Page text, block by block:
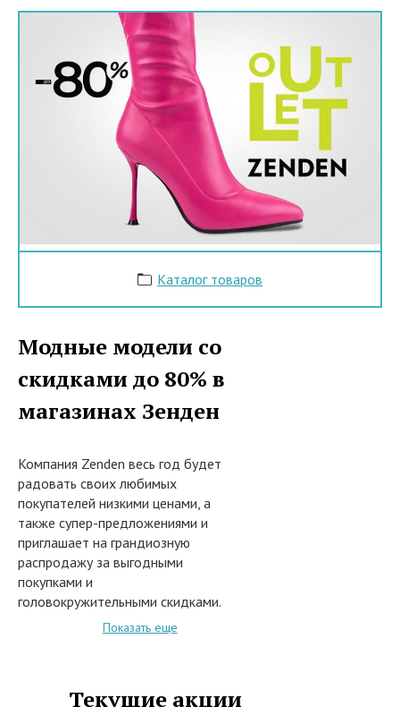
Каталог товаров
Модные модели со
скидками до 80% в
магазинах Зенден
Компания Zenden весь год будет
радовать своих любимых
покупателей низкими ценами, а
также супер-предложениями и
приглашает на грандиозную
распродажу за выгодными
покупками и
головокружительными скидками.
С 1 января 2025 года при покупке
обуви, а также сумок и рюкзаков
Показать еще
Текущие акции